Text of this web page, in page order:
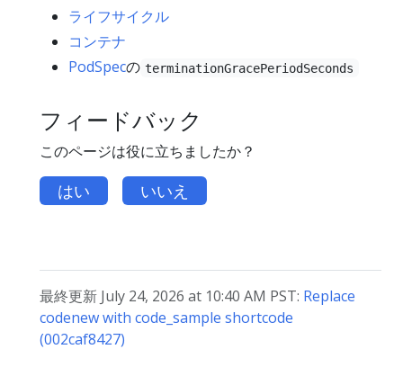
ライフサイクル
コンテナ
PodSpecの terminationGracePeriodSeconds
フィードバック
このページは役に立ちましたか？
はい いいえ
最終更新 July 24, 2026 at 10:40 AM PST: Replace
codenew with code_sample shortcode
(002caf8427)